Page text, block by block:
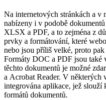
Na internetových stránkách a
nabízeny i v podobě
XLSX a PDF, a to zejména z
prvky a formátování, které
nebo jsou příliš velké, proto
Formáty DOC a PDF jsou
těchto dokumentů je možné
a Acrobat Reader. V některých
integrována aplikace, jež
formátů dokumentů.